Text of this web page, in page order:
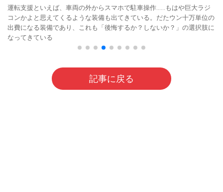
運転支援といえば、車両の外からスマホで駐車操作……もはや巨大ラジ
コンかよと思えてくるような装備も出てきている。だたウン十万単位の
出費になる装備であり、これも「後悔するか？しないか？」の選択肢に
なってきている
記事に戻る